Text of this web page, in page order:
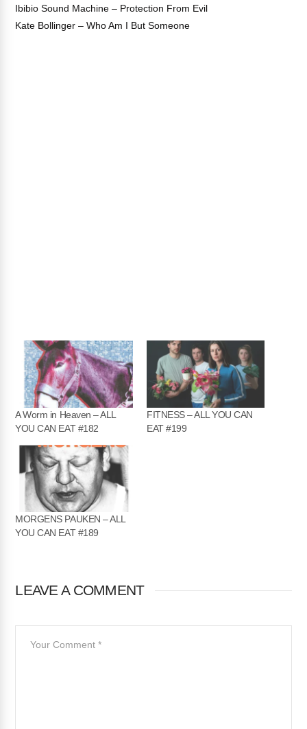
Ibibio Sound Machine – Protection From Evil
Kate Bollinger – Who Am I But Someone
A Worm in Heaven – ALL
YOU CAN EAT #182
FITNESS – ALL YOU CAN
EAT #199
MORGENS PAUKEN – ALL
YOU CAN EAT #189
LEAVE A COMMENT